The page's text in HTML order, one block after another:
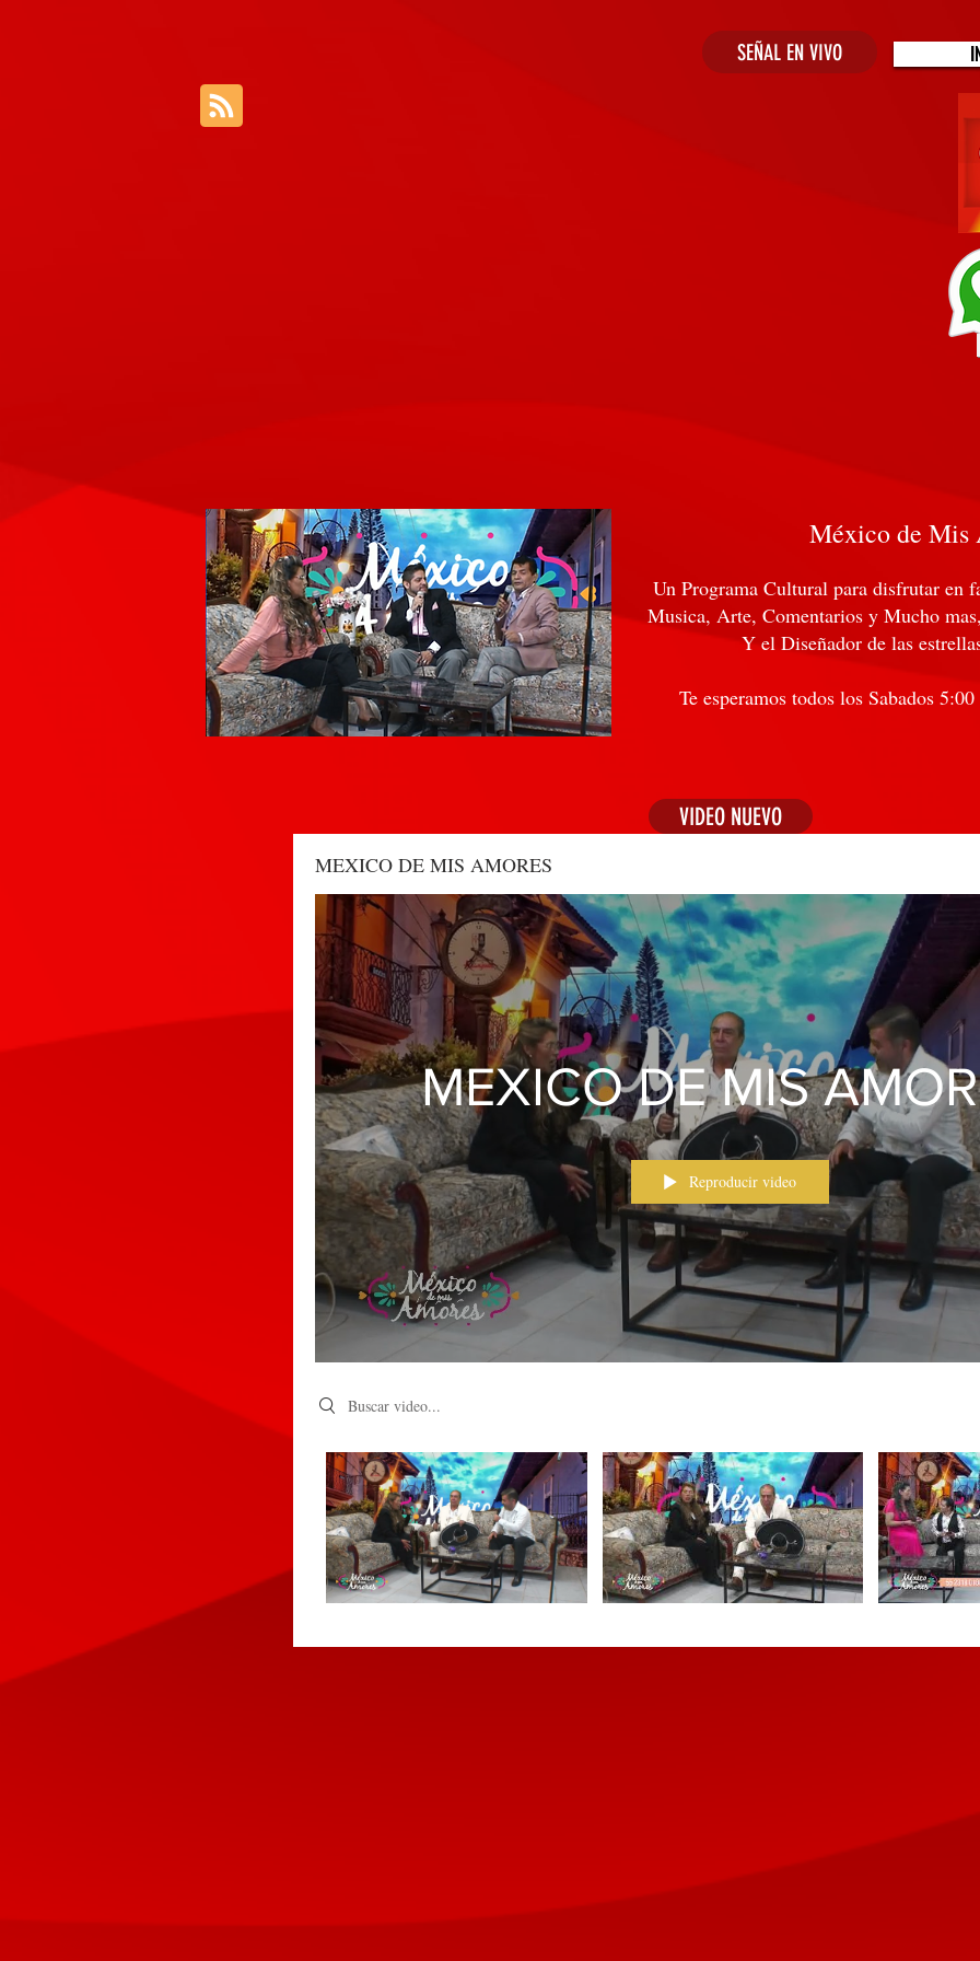
SEÑAL EN VIVO
México de Mis
Un Programa Cultural para disfrutar en
Musica, Arte, Comentarios y Mucho
Y el Diseñador de las
Te esperamos todos los Sabados
VIDEO NUEVO
MEXICO DE MIS AMORES
MEXICO DE MIS
Reproducir video
Search videos